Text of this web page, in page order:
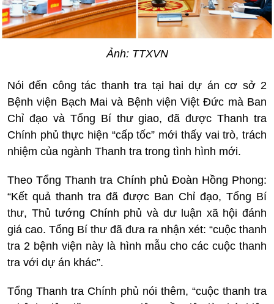
Ảnh: TTXVN
Nói đến công tác thanh tra tại hai dự án cơ sở 2
Bệnh viện Bạch Mai và Bệnh viện Việt Đức mà Ban
Chỉ đạo và Tổng Bí thư giao, đã được Thanh tra
Chính phủ thực hiện “cấp tốc” mới thấy vai trò, trách
nhiệm của ngành Thanh tra trong tình hình mới.
Theo Tổng Thanh tra Chính phủ Đoàn Hồng Phong:
“Kết quả thanh tra đã được Ban Chỉ đạo, Tổng Bí
thư, Thủ tướng Chính phủ và dư luận xã hội đánh
giá cao. Tổng Bí thư đã đưa ra nhận xét: “cuộc thanh
tra 2 bệnh viện này là hình mẫu cho các cuộc thanh
tra với dự án khác”.
Tổng Thanh tra Chính phủ nói thêm, “cuộc thanh tra